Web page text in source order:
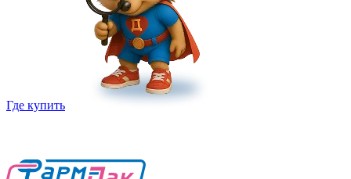
Где купить